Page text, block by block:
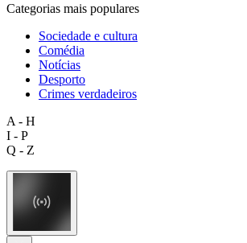
Categorias mais populares
Sociedade e cultura
Comédia
Notícias
Desporto
Crimes verdadeiros
A - H
I - P
Q - Z